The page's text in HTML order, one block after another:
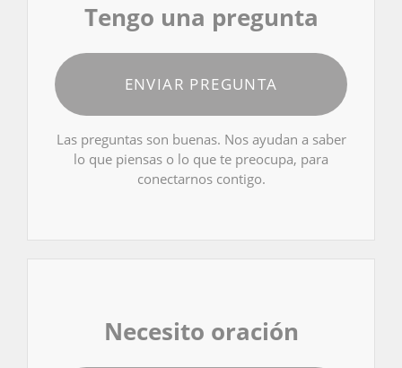
Tengo una pregunta
ENVIAR PREGUNTA
Las preguntas son buenas. Nos ayudan a saber
lo que piensas o lo que te preocupa, para
conectarnos contigo.
Necesito oración